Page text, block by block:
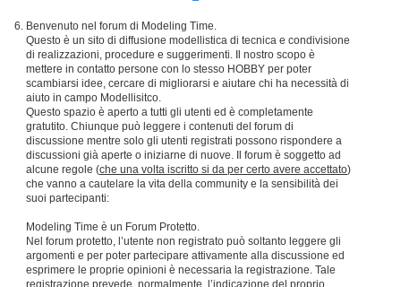
Benvenuto nel forum di Modeling Time.
Questo è un sito di diffusione modellistica di tecnica e condivisione
di realizzazioni, procedure e suggerimenti. Il nostro scopo è
mettere in contatto persone con lo stesso HOBBY per poter
scambiarsi idee, cercare di migliorarsi e aiutare chi ha necessità di
aiuto in campo Modellisitco.
Questo spazio è aperto a tutti gli utenti ed è completamente
gratutito. Chiunque può leggere i contenuti del forum di
discussione mentre solo gli utenti registrati possono rispondere a
discussioni già aperte o iniziarne di nuove. Il forum è soggetto ad
alcune regole (che una volta iscritto si da per certo avere accettato)
che vanno a cautelare la vita della community e la sensibilità dei
suoi partecipanti:
Modeling Time è un Forum Protetto.
Nel forum protetto, l’utente non registrato può soltanto leggere gli
argomenti e per poter partecipare attivamente alla discussione ed
esprimere le proprie opinioni è necessaria la registrazione. Tale
registrazione prevede, normalmente, l’indicazione del proprio